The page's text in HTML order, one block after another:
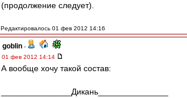
(продолжение следует).
Редактировалось 01 фев 2012 14:16
goblin -
01 фев 2012 14:14
А вообще хочу такой состав:
_______________Дикань_______________